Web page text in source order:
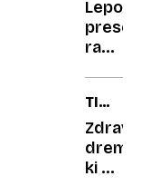
dan«
punce
– in
zdaj
Lepo
račka
svoje
vrnila
ki ni